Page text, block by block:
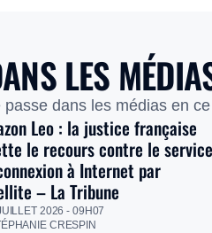
LES
dans les médias en
Leo : la justice française
le recours contre le service
à Internet par
– La Tribune
2026 - 09H07
CRESPIN